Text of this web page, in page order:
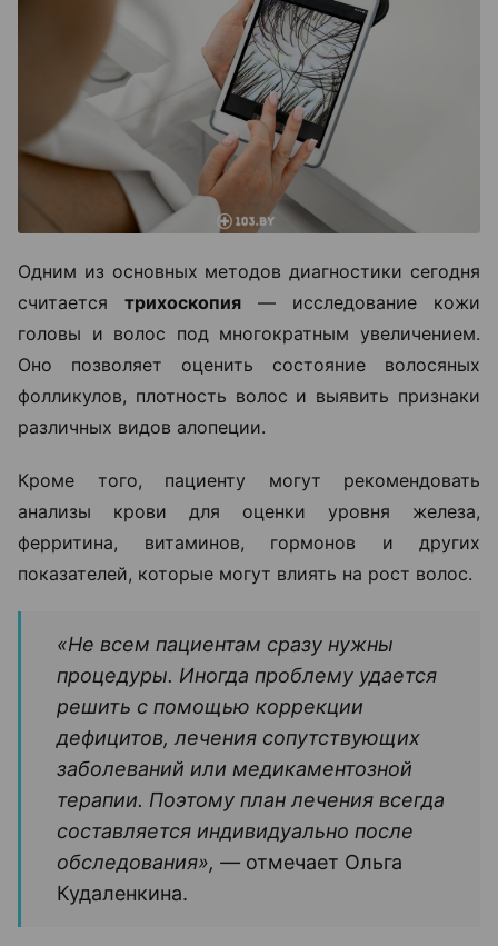
Одним из основных методов диагностики сегодня
считается трихоскопия — исследование кожи
головы и волос под многократным увеличением.
Оно позволяет оценить состояние волосяных
фолликулов, плотность волос и выявить признаки
различных видов алопеции.
Кроме того, пациенту могут рекомендовать
анализы крови для оценки уровня железа,
ферритина, витаминов, гормонов и других
показателей, которые могут влиять на рост волос.
«Не всем пациентам сразу нужны
процедуры. Иногда проблему удается
решить с помощью коррекции
дефицитов, лечения сопутствующих
заболеваний или медикаментозной
терапии. Поэтому план лечения всегда
составляется индивидуально после
обследования», — отмечает Ольга
Кудаленкина.